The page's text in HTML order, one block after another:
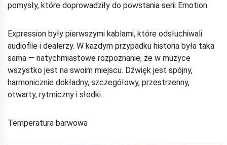
pomysły, które doprowadziły do powstania serii Emotion.
Expression były pierwszymi kablami, które odsłuchiwali
audiofile i dealerzy. W każdym przypadku historia była taka
sama — natychmiastowe rozpoznanie, że w muzyce
wszystko jest na swoim miejscu. Dźwięk jest spójny,
harmonicznie dokładny, szczegółowy, przestrzenny,
otwarty, rytmiczny i słodki.
Temperatura barwowa